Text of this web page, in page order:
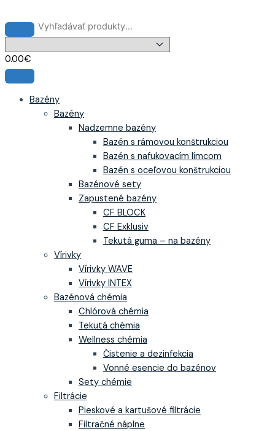
na
obsah
0.00€
Bazény
Bazény
Nadzemne bazény
Bazén s rámovou konštrukciou
Bazén s nafukovacím límcom
Bazén s oceľovou konštrukciou
Bazénové sety
Zapustené bazény
CF BLOCK
CF Exklusiv
Tekutá guma – na bazény
Vírivky
Vírivky WAVE
Vírivky INTEX
Bazénová chémia
Chlórová chémia
Tekutá chémia
Wellness chémia
Čistenie a dezinfekcia
Vonné esencie do bazénov
Sety chémie
Filtrácie
Pieskové a kartušové filtrácie
Filtračné náplne